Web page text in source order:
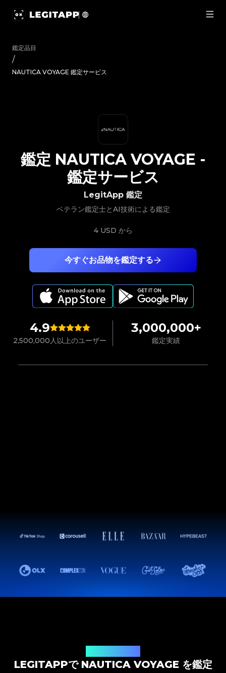
鑑定品目
/
NAUTICA VOYAGE 鑑定サービス
4.9
2,500,000人以上のユーザー
3,000,000+
鑑定実績
今すぐお品物を鑑定する
LegitApp 鑑定
ベテラン鑑定士とAI技術による鑑定
4 USD から
鑑定 NAUTICA VOYAGE -
鑑定サービス
LEGITAPPで NAUTICA VOYAGE を鑑定